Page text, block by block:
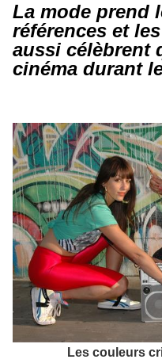
La mode prend
références et
aussi célèbrent
cinéma durant
Les couleurs